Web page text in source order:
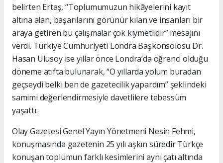
belirten Ertaş, “Toplumumuzun hikâyelerini kayıt
altına alan, başarılarını görünür kılan ve insanları bir
araya getiren bu çalışmalar çok kıymetlidir” mesajını
verdi. Türkiye Cumhuriyeti Londra Başkonsolosu Dr.
Hasan Ulusoy ise yıllar önce Londra’da öğrenci olduğu
döneme atıfta bulunarak, “O yıllarda yolum buradan
geçseydi belki ben de gazetecilik yapardım” şeklindeki
samimi değerlendirmesiyle davetlilere tebessüm
yaşattı.
Olay Gazetesi Genel Yayın Yönetmeni Nesin Fehmi,
konuşmasında gazetenin 25 yılı aşkın süredir Türkçe
konuşan toplumun farklı kesimlerini aynı çatı altında